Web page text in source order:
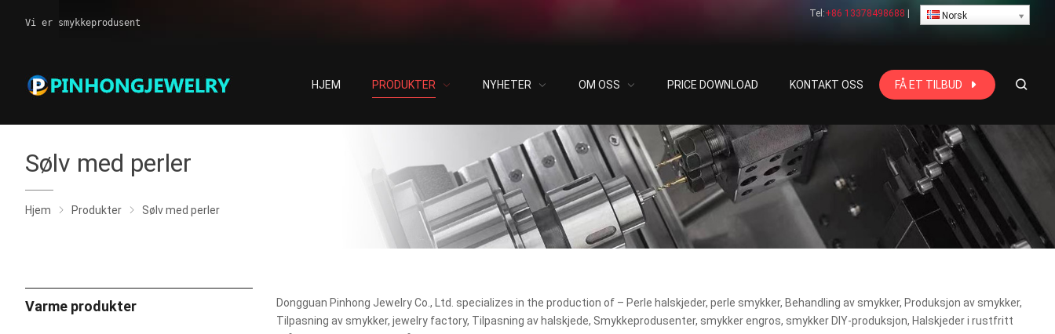
Vi er smykkeprodusent
Tel:+86 13378498688 Norsk
HJEM PRODUKTER NYHETER OM OSS PRICE DOWNLOAD KONTAKT OSS FÅ ET TILBUD
Sølv med perler
Hjem Produkter Sølv med perler
Dongguan Pinhong Jewelry Co. , Ltd. specializes in the production of – Perle halskjeder, perle smykker, Behandling av smykker, Produksjon av smykker,
Tilpasning av smykker, jewelry factory, Tilpasning av halskjede, Smykkeprodusenter, smykker engros, smykker DIY-produksjon, Halskjeder i rustfritt
Varme produkter